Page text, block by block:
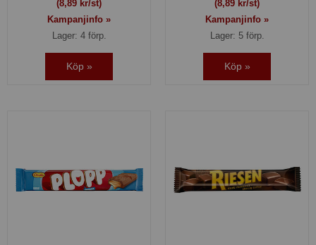
(8,89 kr/st)
Kampanjinfo »
Lager: 4 förp.
Köp »
(8,89 kr/st)
Kampanjinfo »
Lager: 5 förp.
Köp »